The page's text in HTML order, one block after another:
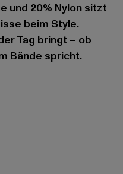
und 20% Nylon sitzt
beim Style.
Tag bringt – ob
Bände spricht.